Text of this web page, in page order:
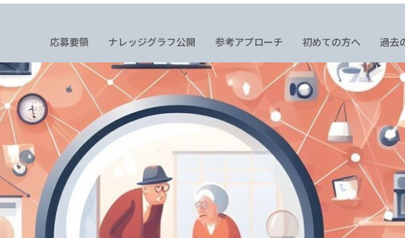
応募要領 ナレッジグラフ公開 参考アプローチ 初めての方へ 過去